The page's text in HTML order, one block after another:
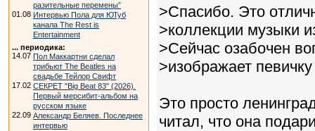
разительные перемены”
01.08 Интервью Пола для ЮТуб
канала The Rest is
Entertainment
... периодика:
14.07 Пол Маккартни сделал
трибьют The Beatles на
свадьбе Тейлор Свифт
17.02 СЕКРЕТ "Big Beat 83" (2026).
Первый мерсибит-альбом на
русском языке
22.09 Александр Беляев. Последнее
интервью
>Спасибо. Это
>коллекции музыки
>Сейчас озабочен
>изображает
Это просто
читал, что она